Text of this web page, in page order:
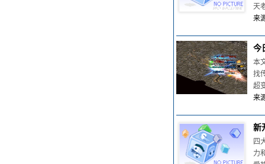
天
来
今
本
找
超
来
新
四
力